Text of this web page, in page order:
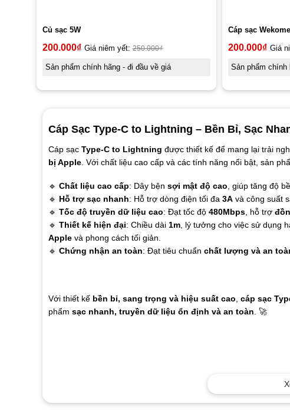
Củ sạc 5W
200.000₫ Giá niêm yết:250.000₫
Sản phẩm chính hãng - đi đầu về giá
Cáp sạc
200.000₫ Giá
Sản phẩm chính
Cáp Sạc Type-C to Lightning – Bền Bỉ, Sạc
Cáp sạc Type-C to Lightning được thiết kế để mang lại trải
bị Apple. Với chất liệu cao cấp và các tính năng nổi bật, sản
🔹 Chất liệu cao cấp: Dây bện sợi mật độ cao, giúp tăng độ
🔹 Hỗ trợ sạc nhanh: Hỗ trợ dòng điện tối đa 3Avà công suất
🔹 Tốc độ truyền dữ liệu cao: Đạt tốc độ 480Mbps, hỗ trợ
🔹 Thiết kế hiện đại: Chiều dài 1m, lý tưởng cho việc sử dụng
Applevà phong cách tối giản.
🔹 Chứng nhận an toàn: Đạt tiêu chuẩn chất lượng và an
Với thiết kế bền bỉ, sang trọng và hiệu suất cao cáp sạc
phẩm sạc nhanh, truyền dữ liệu ổn định và an toàn . 🚀